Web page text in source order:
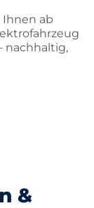
ab
nachhaltig,
&